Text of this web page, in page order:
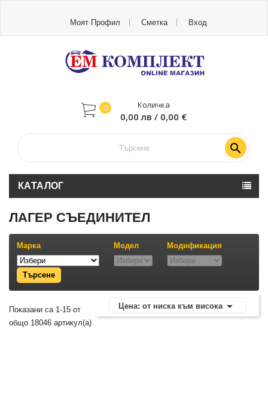
Моят Профил Сметка Вход
Количка
0
0,00 лв / 0,00 €

КАТАЛОГ
ЛАГЕР СЪЕДИНИТЕЛ
Марка Модел Модификация
Цена: от ниска към висока
Показани са 1-15 от
общо 18046 артикул(а)